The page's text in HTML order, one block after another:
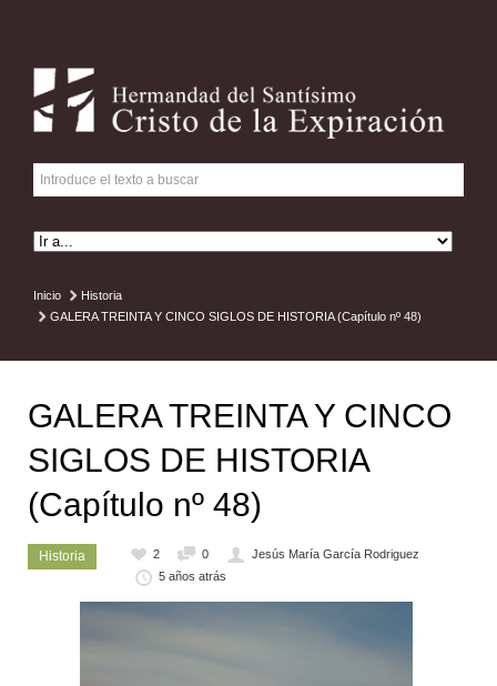
Inicio
Historia
GALERA TREINTA Y CINCO SIGLOS DE HISTORIA (Capítulo nº 48)
GALERA TREINTA Y CINCO
SIGLOS DE HISTORIA
(Capítulo nº 48)
Historia 2 0
Jesús María García Rodriguez
5 años atrás